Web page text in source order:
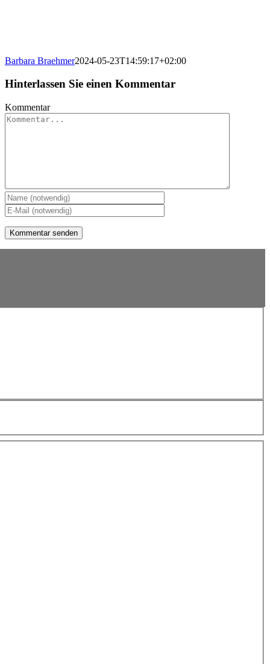
Barbara Braehmer2024-05-23T14:59:17+02:00
Hinterlassen Sie einen Kommentar
Kommentar